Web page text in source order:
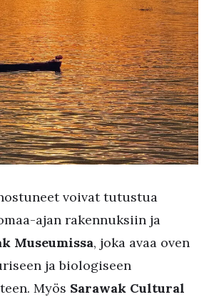
voivat tutustua
ajan rakennuksiin ja
Museumissa, joka avaa oven
ja biologiseen
Myös Sarawak Cultural